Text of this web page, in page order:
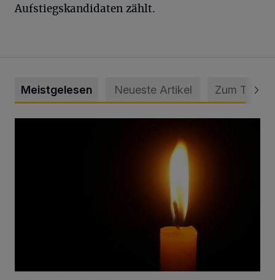
Aufstiegskandidaten zählt.
Meistgelesen Neueste Artikel Zum Thema